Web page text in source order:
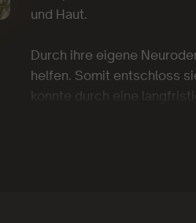
und Haut.
Durch ihre eigene
helfen. Somit entschloss
konnte durch eine